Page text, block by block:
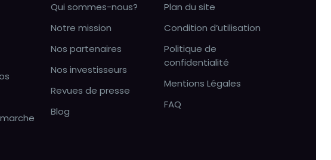
Qui sommes-nous?
Notre mission
Nos partenaires
Nos investisseurs
Revues de presse
Blog
Plan du site
Condition d’utilisation
Politique de
confidentialité
Mentions Légales
FAQ